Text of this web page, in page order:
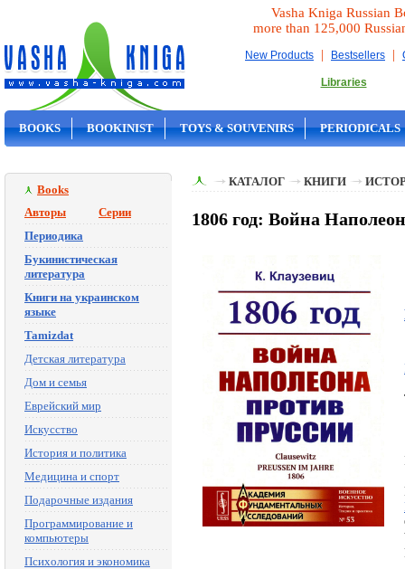
Vasha Kniga Russian
more than 125,000
New Products | Bestsellers |
Libraries
BOOKS BOOKINIST TOYS & SOUVENIRS PERIODICALS
Books
Авторы
Серии
Периодика
Букинистическая
литература
Книги на украинском
языке
Tamizdat
Детская литература
Дом и семья
Еврейский мир
Искусство
История и политика
Медицина и спорт
Подарочные издания
Программирование и
компьютеры
Психология и экономика
КАТАЛОГ КНИГИ
1806 год: Война